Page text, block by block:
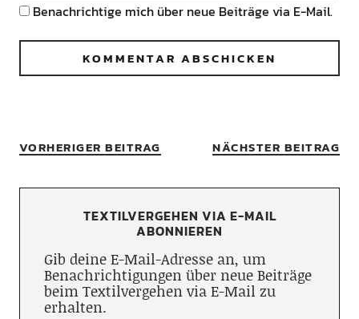
Benachrichtige mich über neue Beiträge via E-Mail.
VORHERIGER BEITRAG NÄCHSTER BEITRAG
TEXTILVERGEHEN VIA E-MAIL
ABONNIEREN
Gib deine E-Mail-Adresse an, um
Benachrichtigungen über neue Beiträge
beim Textilvergehen via E-Mail zu
erhalten.